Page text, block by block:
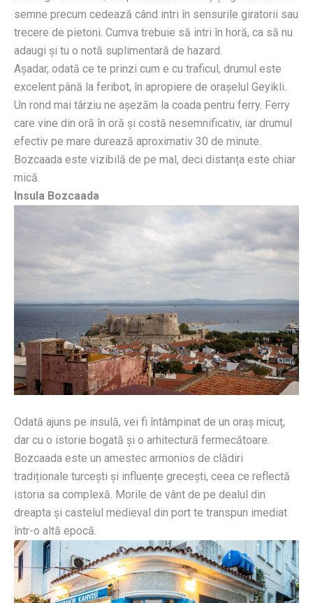
semne precum cedează când intri în sensurile giratorii sau
trecere de pietoni. Cumva trebuie să intri în horă, ca să nu
adaugi și tu o notă suplimentară de hazard.
Așadar, odată ce te prinzi cum e cu traficul, drumul este
excelent până la feribot, în apropiere de orașelul Geyikli.
Un rond mai târziu ne așezăm la coada pentru ferry. Ferry
care vine din oră în oră și costă nesemnificativ, iar drumul
efectiv pe mare durează aproximativ 30 de minute.
Bozcaada este vizibilă de pe mal, deci distanța este chiar
mică.
Insula Bozcaada
Odată ajuns pe insulă, vei fi întâmpinat de un oraș micuț,
dar cu o istorie bogată și o arhitectură fermecătoare.
Bozcaada este un amestec armonios de clădiri
tradiționale turcești și influențe grecești, ceea ce reflectă
istoria sa complexă. Morile de vânt de pe dealul din
dreapta și castelul medieval din port te transpun imediat
într-o altă epocă.